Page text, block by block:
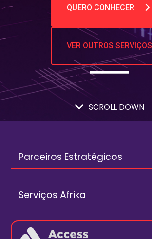
QUERO CONHECER
VER OUTROS SERVIÇOS
SCROLL DOWN
Parceiros Estratégicos
Serviços Afrika